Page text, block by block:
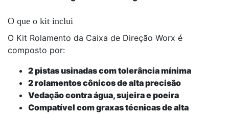
O que o kit inclui
O Kit Rolamento da Caixa de Direção Worx é
composto por:
2 pistas usinadas com tolerância mínima
2 rolamentos cônicos de alta precisão
Vedação contra água, sujeira e poeira
Compatível com graxas técnicas de alta